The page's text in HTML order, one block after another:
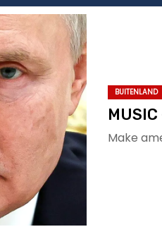
BUITENLAND
Make